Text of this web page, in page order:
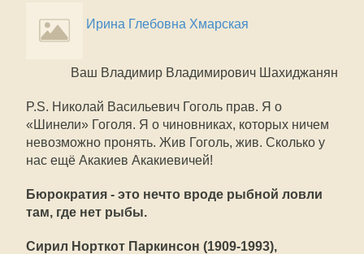
Ирина Глебовна Хмарская
Ваш Владимир Владимирович Шахиджанян
P.S. Николай Васильевич Гоголь прав. Я о
«Шинели» Гоголя. Я о чиновниках, которых ничем
невозможно пронять. Жив Гоголь, жив. Сколько у
нас ещё Акакиев Акакиевичей!
Бюрократия - это нечто вроде рыбной ловли
там, где нет рыбы.
Сирил Норткот Паркинсон (1909-1993),